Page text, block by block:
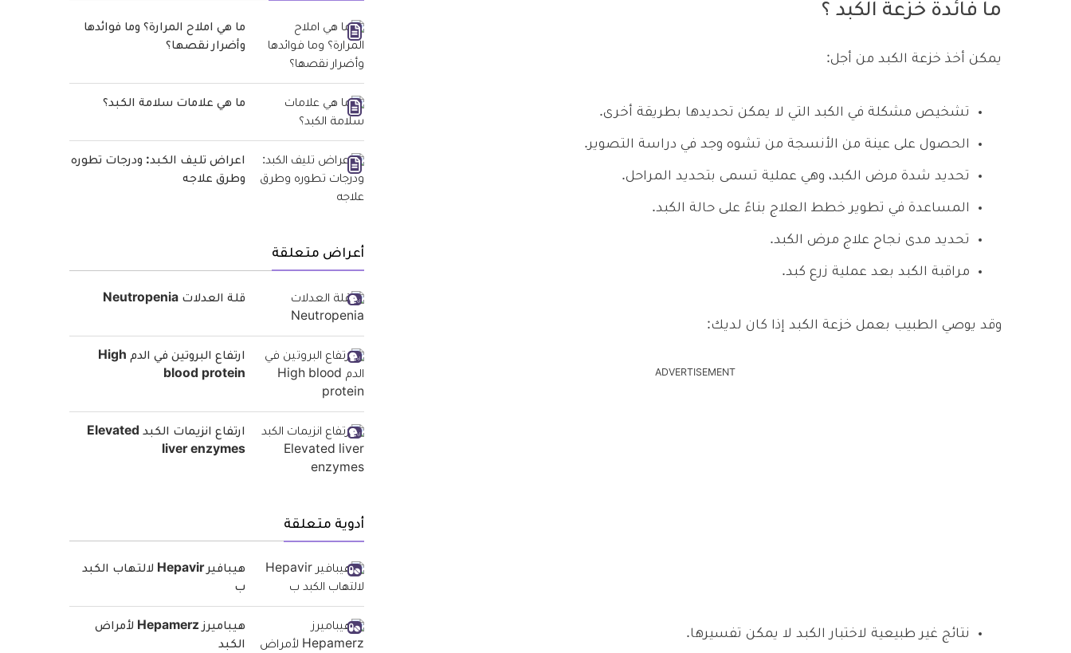
ما فائدة خزعة الكبد ؟
يمكن أخذ خزعة الكبد من أجل:
تشخيص مشكلة في الكبد التي لا يمكن تحديدها بطريقة أخرى.
الحصول على عينة من الأنسجة من تشوه وجد في دراسة التصوير.
تحديد شدة مرض الكبد، وهي عملية تسمى بتحديد المراحل.
المساعدة في تطوير خطط العلاج بناءً على حالة الكبد.
تحديد مدى نجاح علاج مرض الكبد.
مراقبة الكبد بعد عملية زرع كبد.
وقد يوصي الطبيب بعمل خزعة الكبد إذا كان لديك:
ADVERTISEMENT
نتائج غير طبيعية لاختبار الكبد لا يمكن تفسيرها.
ما هي املاح المرارة؟ وما فوائدها
وأضرار نقصها؟
ما هي علامات سلامة الكبد؟
اعراض تليف الكبد: ودرجات تطوره
وطرق علاجه
أعراض متعلقة
قلة العدلات Neutropenia
ارتفاع البروتين في الدم High
blood protein
ارتفاع انزيمات الكبد Elevated
liver enzymes
أدوية متعلقة
هيبافير Hepavir لالتهاب الكبد
ب
هيباميرز Hepamerz لأمراض
الكبد